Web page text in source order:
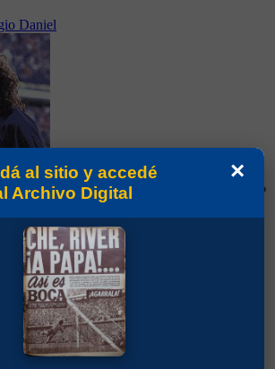
Daniel
por Sergio Daniel Martínez en
1994
×
al sitio y accedé
Archivo Digital